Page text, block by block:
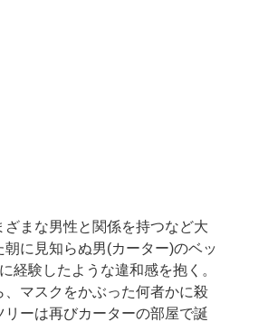
まな男性と関係を持つなど大
に見知らぬ男(カーター)のベッ
経験したような違和感を抱く。
マスクをかぶった何者かに殺
ーは再びカーターの部屋で誕